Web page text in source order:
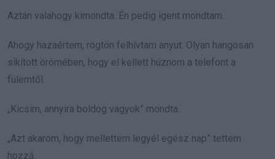
Aztán valahogy kimondta. Én pedig igent mondtam.
Ahogy hazaértem, rögtön felhívtam anyut. Olyan hangosan
sikított örömében, hogy el kellett húznom a telefont a
fülemtől.
„Kicsim, annyira boldog vagyok” mondta.
„Azt akarom, hogy mellettem legyél egész nap” tettem
hozzá.